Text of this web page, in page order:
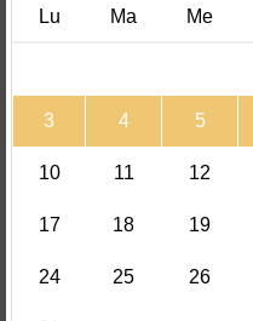
Lu Ma Me
3 4 5
10 11 12
17 18 19
24 25 26